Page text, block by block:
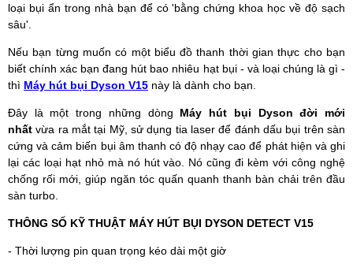
loại bụi ẩn trong nhà bạn để có 'bằng chứng khoa học về độ sạch
sâu'.
Nếu bạn từng muốn có một biểu đồ thanh thời gian thực cho bạn
biết chính xác bạn đang hút bao nhiêu hạt bụi - và loại chúng là gì -
thì Máy hút bụi Dyson V15 này là dành cho bạn.
Đây là một trong những dòng Máy hút bụi Dyson đời mới
nhất vừa ra mắt tại Mỹ, sử dụng tia laser để đánh dấu bụi trên sàn
cứng và cảm biến bụi âm thanh có độ nhạy cao để phát hiện và ghi
lại các loại hạt nhỏ mà nó hút vào. Nó cũng đi kèm với công nghệ
chống rối mới, giúp ngăn tóc quấn quanh thanh bàn chải trên đầu
sàn turbo.
THÔNG SỐ KỸ THUẬT MÁY HÚT BỤI DYSON DETECT V15
- Thời lượng pin quan trọng kéo dài một giờ